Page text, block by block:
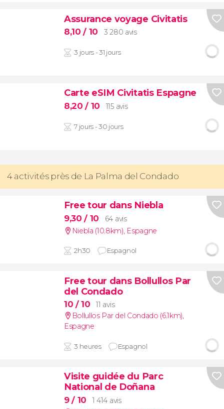
Assurance voyage Civitatis
8,10/ 10 3 280 avis
3 jours - 31 jours
Carte eSIM Civitatis Espagne
8,20/ 10 115 avis
7 jours - 30 jours
4 activités près de La Palma del Condado
Free tour dans Niebla
9,30/ 10
64 avis
Niebla (10.8km) Espagne
2h30 Espagnol
Free tour dans Bollullos Par
del Condado
10 / 10
11 avis
Bollullos Par del Condado (6.1km),
Espagne
3 heures Espagnol
Visite guidée du Parc
National de Doñana
9/ 10
1 414 avis